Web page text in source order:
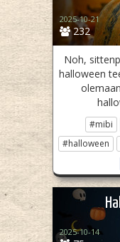
232
2025-10-21
Noh,
halloween
#mibi
#halloween
2025-10-14